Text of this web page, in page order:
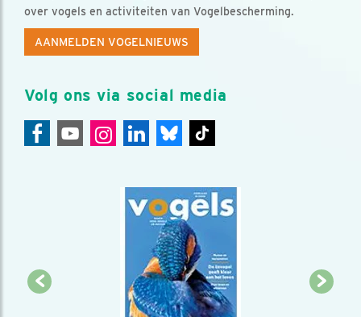
over vogels en activiteiten van Vogelbescherming.
AANMELDEN VOGELNIEUWS
Volg ons via social media